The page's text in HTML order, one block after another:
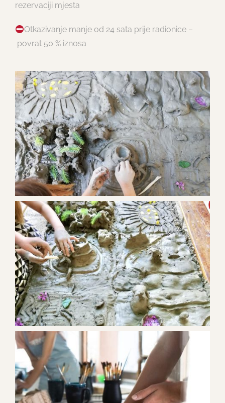
rezervaciji mjesta
Otkazivanje manje od 24 sata prije radionice –
povrat 50 % iznosa